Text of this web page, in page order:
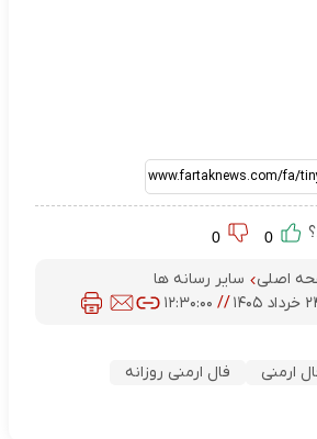
اصلی
سایر رسانه ها
۱۴۰۵ // ۱۲:۳۰:۰۰
ارمنی
فال ارمنی روزانه